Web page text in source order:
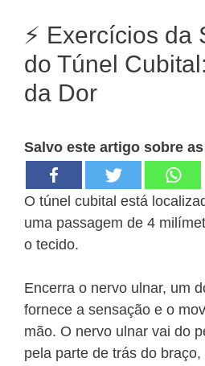
⚡ Exercícios da
do Túnel
da Dor
Salvo este artigo sobre
O túnel cubital está
uma passagem de 4
o tecido.
Encerra o nervo ulnar, um
fornece a sensação e o
mão. O nervo ulnar vai do
pela parte de trás do